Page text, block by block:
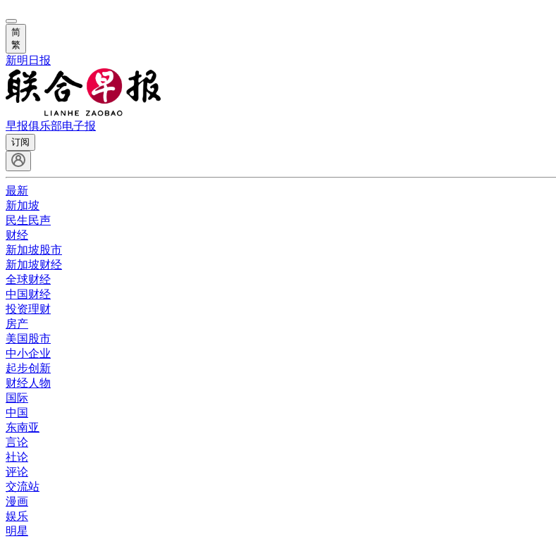
简
繁
新明日报
早报俱乐部电子报
订阅
最新
新加坡
民生民声
财经
新加坡股市
新加坡财经
全球财经
中国财经
投资理财
房产
美国股市
中小企业
起步创新
财经人物
国际
中国
东南亚
言论
社论
评论
交流站
漫画
娱乐
明星